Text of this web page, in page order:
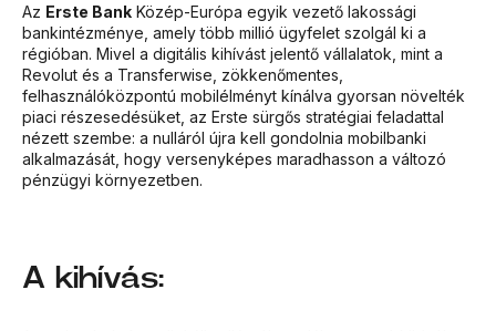
Az Erste Bank Közép-Európa egyik vezető lakossági
bankintézménye, amely több millió ügyfelet szolgál ki a
régióban. Mivel a digitális kihívást jelentő vállalatok, mint a
Revolut és a Transferwise, zökkenőmentes,
felhasználóközpontú mobilélményt kínálva gyorsan növelték
piaci részesedésüket, az Erste sürgős stratégiai feladattal
nézett szembe: a nulláról újra kell gondolnia mobilbanki
alkalmazását, hogy versenyképes maradhasson a változó
pénzügyi környezetben.
A kihívás: